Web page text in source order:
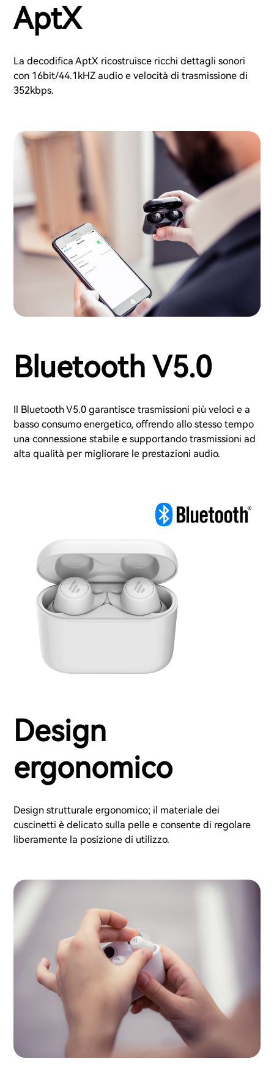
AptX
La decodifica AptX ricostruisce ricchi dettagli sonori
con 16bit/44.1kHZ audio e velocità di trasmissione di
352kbps.
Bluetooth V5.0
Il Bluetooth V5.0 garantisce trasmissioni più veloci e a
basso consumo energetico, offrendo allo stesso tempo
una connessione stabile e supportando trasmissioni ad
alta qualità per migliorare le prestazioni audio.
Design
ergonomico
Design strutturale ergonomico; il materiale dei
cuscinetti è delicato sulla pelle e consente di regolare
liberamente la posizione di utilizzo.